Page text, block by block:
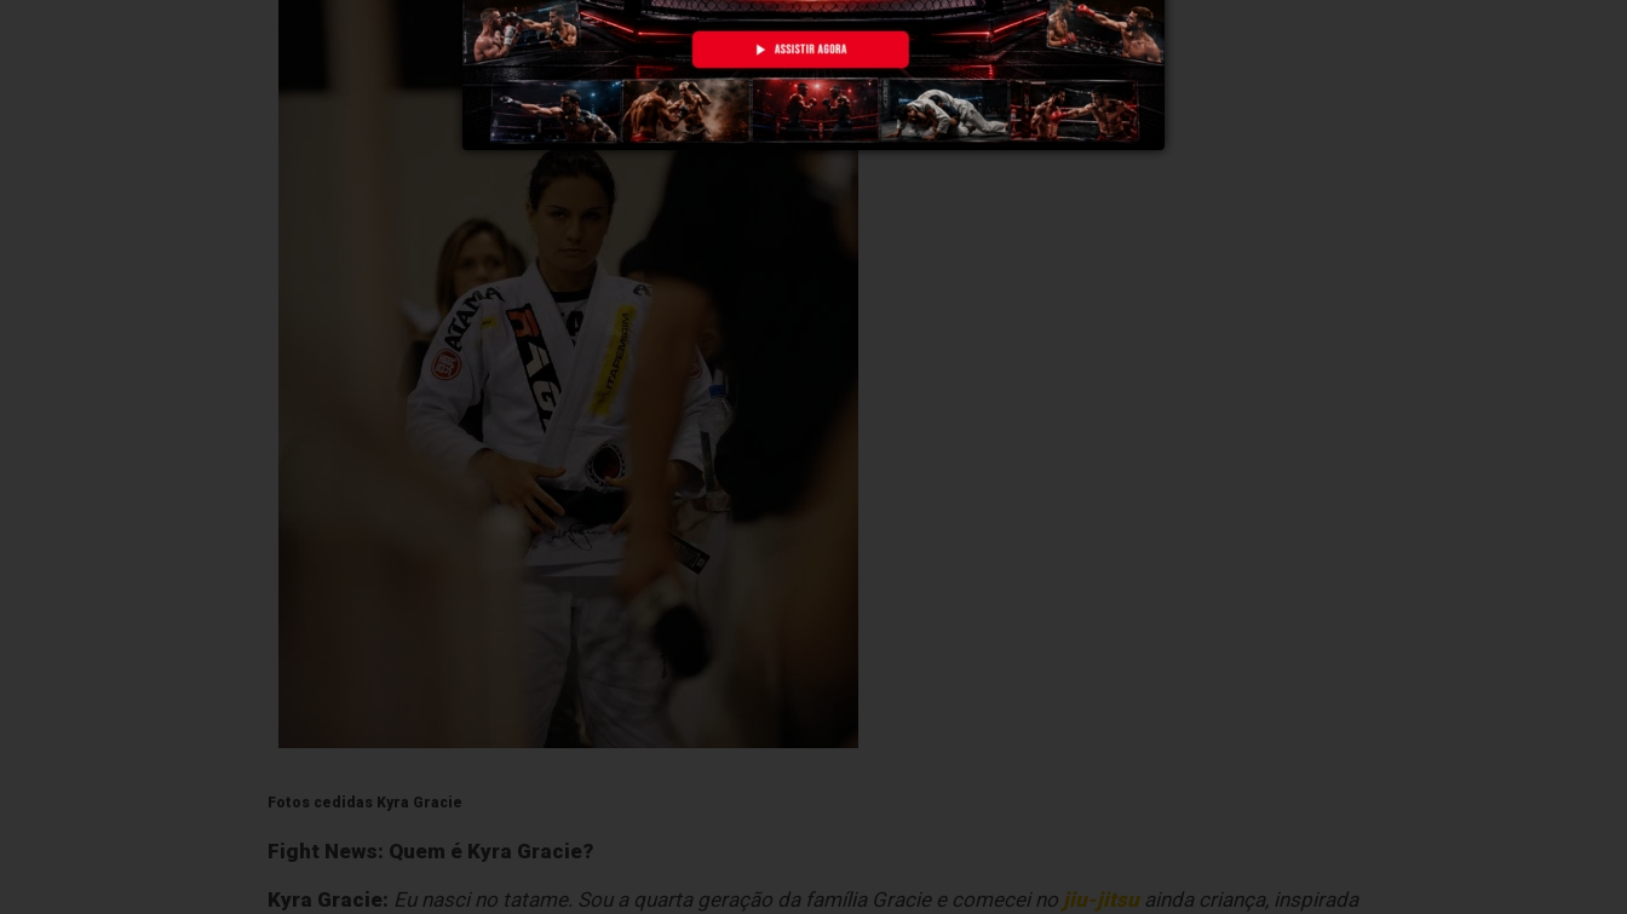
Fotos cedidas Kyra Gracie
Fight News: Quem é Kyra Gracie?
Kyra Gracie: Eu nasci no tatame. Sou a quarta geração da família Gracie e comecei nojiu-jitsuainda criança, inspirada